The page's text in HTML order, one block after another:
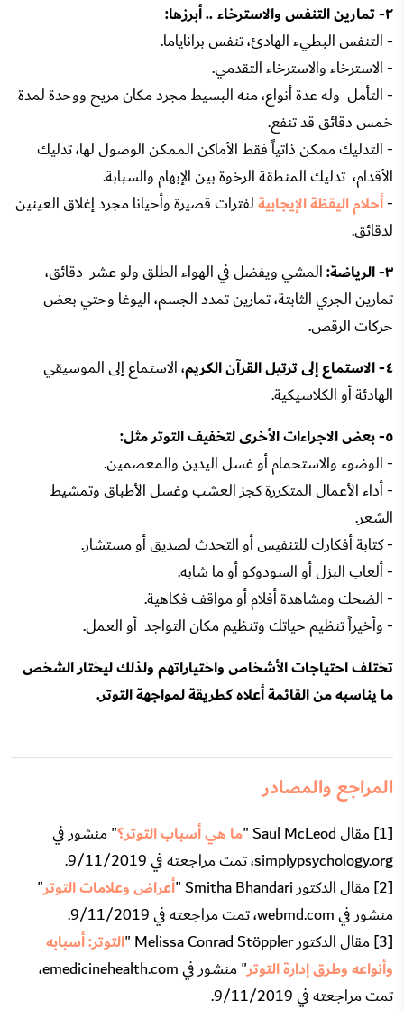
٢- تمارين التنفس والاسترخاء .. أبرزها:
-التنفس البطيء الهادئ، تنفس براناياما.
- الاسترخاء والاسترخاء التقدمي.
- التأمل وله عدة أنواع، منه البسيط مجرد مكان مريح ووحدة لمدة
خمس دقائق قد تنفع.
- التدليك ممكن ذاتياً فقط الأماكن الممكن الوصول لها، تدليك
الأقدام، تدليك المنطقة الرخوة بين الإبهام والسبابة.
-أحلام اليقظة الإيجابيةلفترات قصيرة وأحيانا مجرد إغلاق العينين
لدقائق.
٣- الرياضة:
المشي ويفضل في الهواء الطلق ولو عشر دقائق،
تمارين الجري الثابتة، تمارين تمدد الجسم، اليوغا وحتي بعض
حركات الرقص.
٤- الاستماع إلى ترتيل القرآن الكريم
، الاستماع إلى الموسيقي
الهادئة أو الكلاسيكية.
٥- بعض الاجراءات الأخرى لتخفيف التوتر مثل:
- الوضوء والاستحمام أو غسل اليدين والمعصمين.
- أداء الأعمال المتكررة كجز العشب وغسل الأطباق وتمشيط
الشعر.
- كتابة أفكارك للتنفيس أو التحدث لصديق أو مستشار.
- ألعاب البزل أو السودوكو أو ما شابه.
- الضحك ومشاهدة أفلام أو مواقف فكاهية.
- وأخيراً تنظيم حياتك وتنظيم مكان التواجد أو العمل.
تختلف احتياجات الأشخاص واختياراتهم ولذلك ليختار الشخص
ما يناسبه من القائمة أعلاه كطريقة لمواجهة التوتر.
المراجع والمصادر
[1] مقال Saul McLeod " ما هي أسباب التوتر؟" منشور في
simplypsychology.org، تمت مراجعته في 9/11/2019.
[2] مقال الدكتور Smitha Bhandari "
أعراض وعلامات التوتر"
منشور في webmd.com، تمت مراجعته في 9/11/2019.
[3] مقال الدكتور Melissa Conrad Stöppler "
التوتر: أسبابه
وأنواعه وطرق إدارة التوتر
" منشور في emedicinehealth.com،
تمت مراجعته في 9/11/2019.